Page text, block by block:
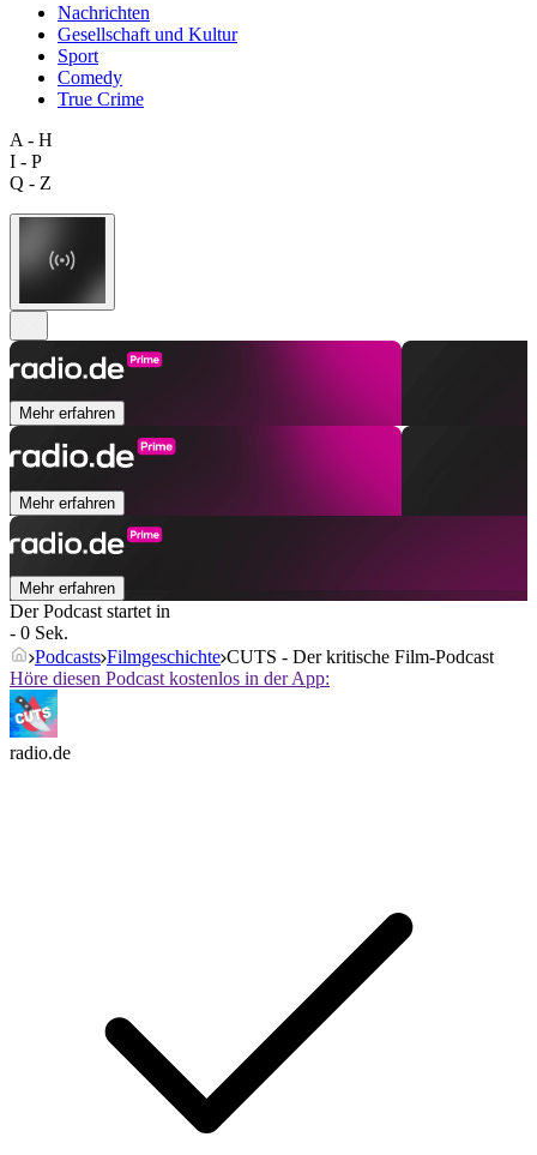
Nachrichten
Gesellschaft und Kultur
Sport
Comedy
True Crime
A - H
I - P
Q - Z
Mehr erfahren
Mehr erfahren
Mehr erfahren
Der Podcast startet in
- 0 Sek.
Podcasts Filmgeschichte CUTS - Der kritische Film-Podcast
Höre diesen Podcast kostenlos in der App:
radio.de